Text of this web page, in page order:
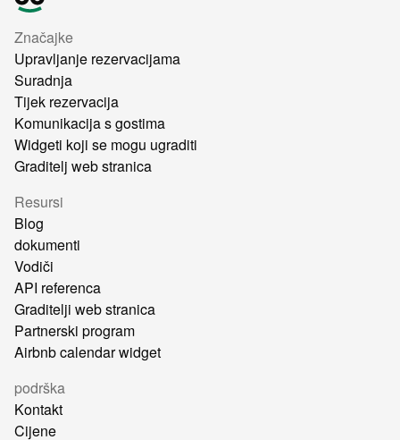
Značajke
Upravljanje rezervacijama
Suradnja
Tijek rezervacija
Komunikacija s gostima
Widgeti koji se mogu ugraditi
Graditelj web stranica
Resursi
Blog
dokumenti
Vodiči
API referenca
Graditelji web stranica
Partnerski program
Airbnb calendar widget
podrška
Kontakt
Cijene